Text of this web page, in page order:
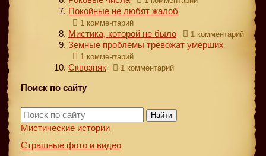
Покойные не любят жалоб
1 комментарий
Мистика, которой не было 1 комментарий
Земные проблемы тревожат умерших
1 комментарий
Сквозняк 1 комментарий
Поиск по сайту
Найти
Мистические истории
Страшные фото и видео